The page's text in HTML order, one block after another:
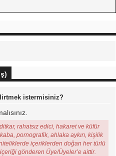
istermisiniz?
rahatsız edici, hakaret ve küfür
pornografik, ahlaka aykırı, kişilik
içeriklerden doğan her türlü
gönderen Üye/Üyeler’e aittir.